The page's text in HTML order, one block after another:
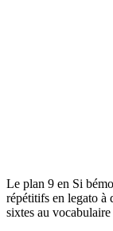
Le plan 9 en Si
répétitifs en legato à
sixtes au